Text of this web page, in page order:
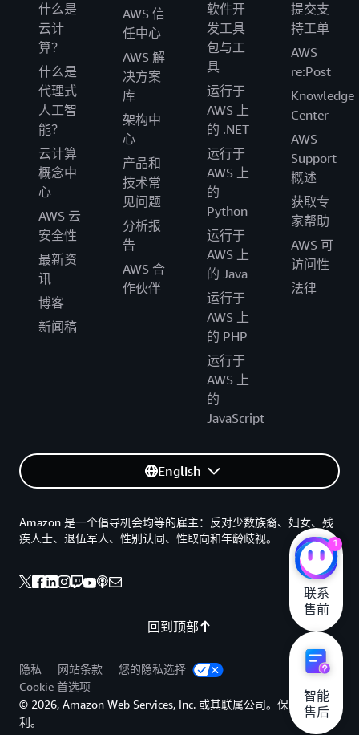
什么是
云计
算？
什么是
代理式
人工智
能？
云计算
概念中
心
AWS 云
安全性
最新资
讯
博客
新闻稿
AWS 信
任中心
AWS 解
决方案
库
架构中
心
产品和
技术常
见问题
分析报
告
AWS 合
作伙伴
软件开
发工具
包与工
具
运行于
AWS 上
的 .NET
运行于
AWS 上
的
Python
运行于
AWS 上
的 Java
运行于
AWS 上
的 PHP
运行于
AWS 上
的
JavaScript
提交支
持工单
AWS
re:Post
Knowledge
Center
AWS
Support
概述
获取专
家帮助
AWS 可
访问性
法律
English
回到顶部
Amazon 是一个倡导机会均等的雇主：反对少数族裔、妇女、残
疾人士、退伍军人、性别认同、性取向和年龄歧视。
隐私 网站条款
您的隐私选择
Cookie 首选项
© 2026, Amazon Web Services, Inc. 或其联属公司。保留所有权
利。
1
联系
售前
智能
售后